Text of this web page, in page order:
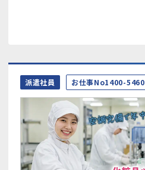
派遣社員 お仕事No1400-5460